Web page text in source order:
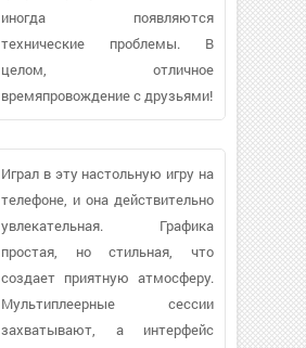
иногда появляются
технические проблемы. В
целом, отличное
времяпровождение с друзьями!
Играл в эту настольную игру на
телефоне, и она действительно
увлекательная. Графика
простая, но стильная, что
создает приятную атмосферу.
Мультиплеерные сессии
захватывают, а интерфейс